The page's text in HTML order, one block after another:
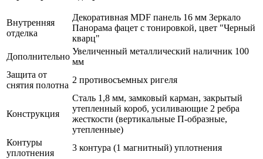
Внутренняя
отделка
Декоративная MDF панель 16 мм Зеркало
Панорама фацет с тонировкой, цвет "Черный
кварц"
Дополнительно
Увеличенный металлический наличник 100
мм
Защита от
снятия полотна
2 противосъемных ригеля
Конструкция
Сталь 1,8 мм, замковый карман, закрытый
утепленный короб, усиливающие 2 ребра
жесткости (вертикальные П-образные,
утепленные)
Контуры
уплотнения
3 контура (1 магнитный) уплотнения